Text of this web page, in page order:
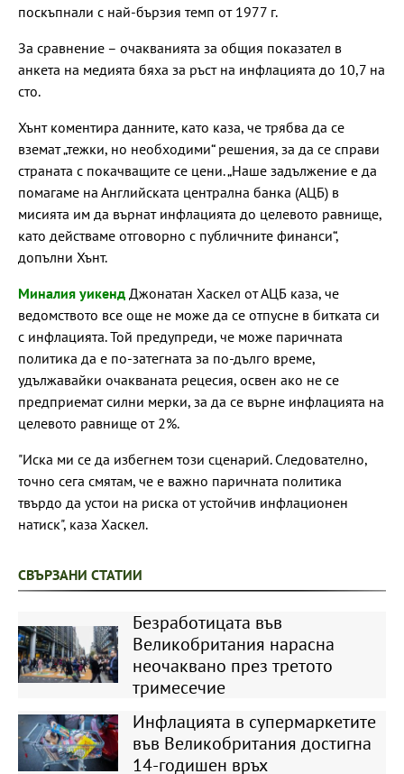
поскъпнали с най-бързия темп от 1977 г.
За сравнение – очакванията за общия показател в
анкета на медията бяха за ръст на инфлацията до 10,7 на
сто.
Хънт коментира данните, като каза, че трябва да се
вземат „тежки, но необходими“ решения, за да се справи
страната с покачващите се цени. „Наше задължение е да
помагаме на Английската централна банка (АЦБ) в
мисията им да върнат инфлацията до целевото равнище,
като действаме отговорно с публичните финанси“,
допълни Хънт.
Миналия уикенд Джонатан Хаскел от АЦБ каза, че
ведомството все още не може да се отпусне в битката си
с инфлацията. Той предупреди, че може паричната
политика да е по-затегната за по-дълго време,
удължавайки очакваната рецесия, освен ако не се
предприемат силни мерки, за да се върне инфлацията на
целевото равнище от 2%.
"Иска ми се да избегнем този сценарий. Следователно,
точно сега смятам, че е важно паричната политика
твърдо да устои на риска от устойчив инфлационен
натиск", каза Хаскел.
СВЪРЗАНИ СТАТИИ
Безработицата във
Великобритания нарасна
неочаквано през третото
тримесечие
Инфлацията в супермаркетите
във Великобритания достигна
14-годишен връх